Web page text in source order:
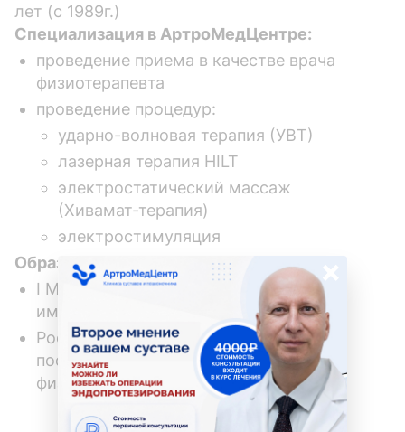
лет (с 1989г.)
Специализация в АртроМедЦентре:
проведение приема в качестве врача
физиотерапевта
проведение процедур:
ударно-волновая терапия (УВТ)
лазерная терапия HILT
электростатический массаж
(Хивамат-терапия)
электростимуляция
Образование:
I Московский Медицинский Институт
им. И.М. Сеченова, 1989г.
Российская медицинская академия
последипломного образования по
физиотерапии 1998г.